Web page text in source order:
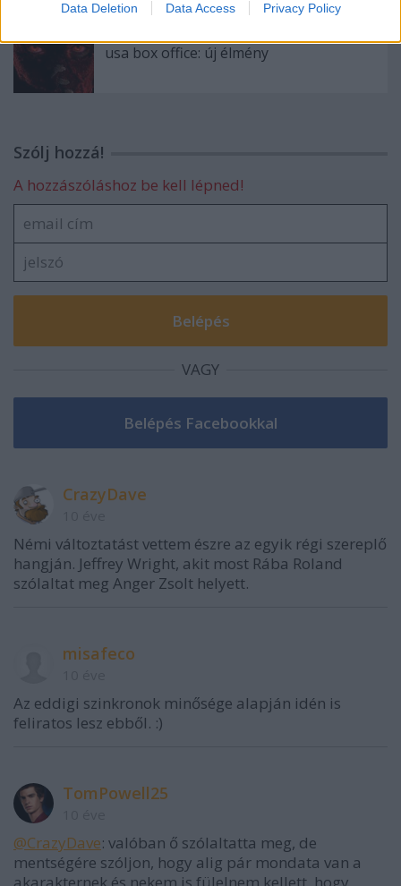
Data Deletion Data Access Privacy Policy
usa box office: új élmény
Szólj hozzá!
A hozzászóláshoz be kell lépned!
VAGY
CrazyDave
Némi változtatást vettem észre az egyik régi szereplő
hangján. Jeffrey Wright, akit most Rába Roland
szólaltat meg Anger Zsolt helyett.
misafeco
Az eddigi szinkronok minősége alapján idén is
feliratos lesz ebből. :)
TomPowell25
@CrazyDave: valóban ő szólaltatta meg, de
mentségére szóljon, hogy alig pár mondata van a